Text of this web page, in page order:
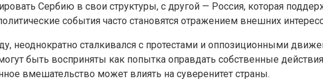
Сербию в свои структуры, с другой — Россия, которая
события часто становятся отражением внешних
неоднократно сталкивался с протестами и оппозиционными
быть восприняты как попытка оправдать собственные
вмешательство может влиять на суверенитет страны.